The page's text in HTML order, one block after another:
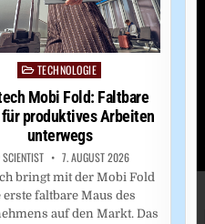
Posted
in
TECHNOLOGIE
Mobi Fold: Faltbare
für produktives Arbeiten
unterwegs
SCIENTIST 7. AUGUST 2026
bringt mit der Mobi Fold
erste faltbare Maus des
auf den Markt. Das